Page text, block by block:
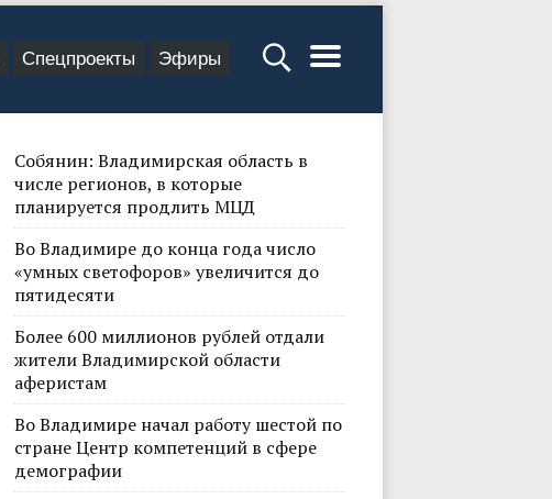
Спецпроекты Эфиры
Собянин: Владимирская область в
числе регионов, в которые
планируется продлить МЦД
Во Владимире до конца года число
«умных светофоров» увеличится до
пятидесяти
Более 600 миллионов рублей отдали
жители Владимирской области
аферистам
Во Владимире начал работу шестой по
стране Центр компетенций в сфере
демографии